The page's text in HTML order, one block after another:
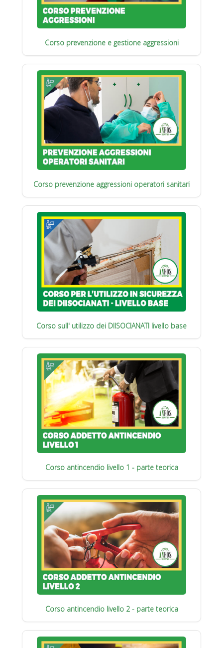
Corso prevenzione e gestione aggressioni
Corso prevenzione aggressioni operatori sanitari
Corso sull' utilizzo dei DIISOCIANATI livello base
Corso antincendio livello 1 - parte teorica
Corso antincendio livello 2 - parte teorica